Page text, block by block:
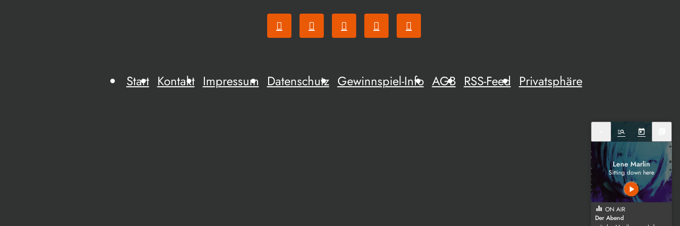
Start Kontakt Impressum Datenschutz Gewinnspiel-Info AGB RSS-Feed Privatsphäre
manage_search today
Lene Marlin
Sitting down here
play_arrow
equalizer ON AIR
Der Abend